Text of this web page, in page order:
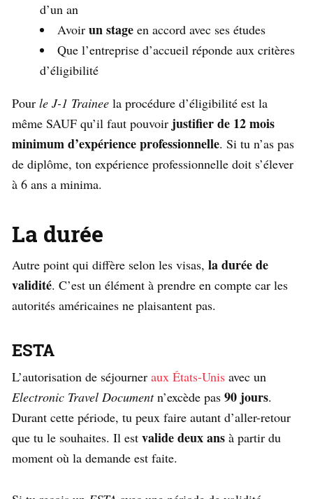
d’un an
Avoir un stage en accord avec ses études
Que l’entreprise d’accueil réponde aux critères
d’éligibilité
Pour le J-1 Trainee la procédure d’éligibilité est la
même SAUF qu’il faut pouvoir justifier de 12 mois
minimum d’expérience professionnelle. Si tu n’as pas
de diplôme, ton expérience professionnelle doit s’élever
à 6 ans a minima.
La durée
Autre point qui diffère selon les visas, la durée de
validité. C’est un élément à prendre en compte car les
autorités américaines ne plaisantent pas.
ESTA
L’autorisation de séjourner aux États-Unis avec un
Electronic Travel Documentn’excède pas 90 jours.
Durant cette période, tu peux faire autant d’aller-retour
que tu le souhaites. Il est valide deux ans à partir du
moment où la demande est faite.